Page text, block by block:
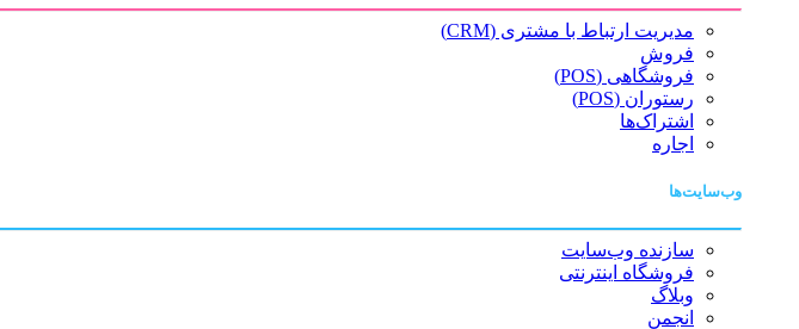
مدیریت ارتباط با مشتری (CRM)
فروش
فروشگاهی (POS)
رستوران (POS)
اشتراک‌ها
اجاره
وب‌سایت‌ها
سازنده وب‌سایت
فروشگاه اینترنتی
وبلاگ
انجمن